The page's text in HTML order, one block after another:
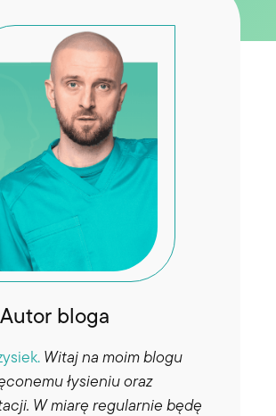
Autor bloga
Witaj na moim blogu
łysieniu oraz
W miarę regularnie będę